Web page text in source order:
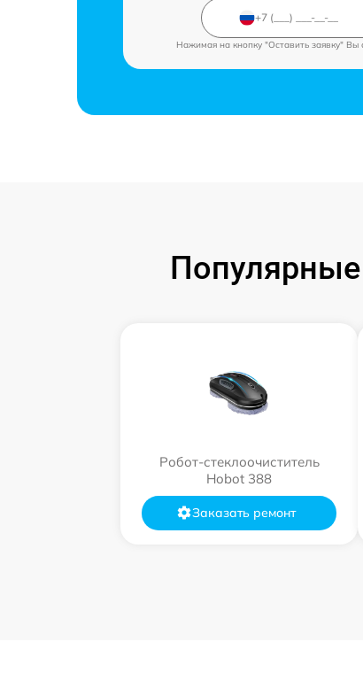
Нажимая на кнопку "Оставить заявку" Вы
Робот-стеклоочиститель
Hobot 388
Заказать ремонт